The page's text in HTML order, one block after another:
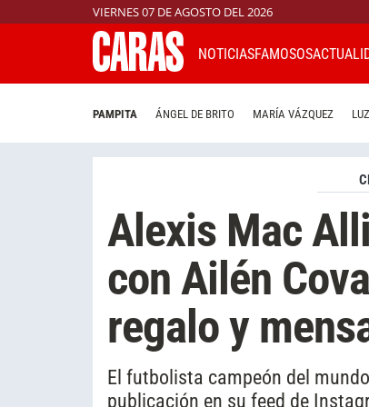
VIERNES 07 DE AGOSTO DEL 2026
NOTICIASFAMOSOS
PAMPITA ÁNGEL DE BRITO MARÍA VÁZQUEZ
Alexis Mac
con Ailén
regalo y
El futbolista campeón del
publicación en su feed de